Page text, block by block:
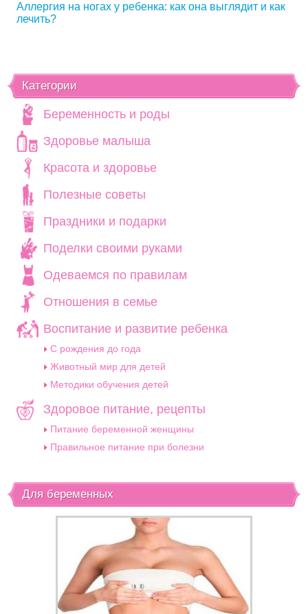
Аллергия на ногах у ребенка: как она выглядит и как
лечить?
Категории
Беременность и роды
Здоровье малыша
Красота и здоровье
Полезные советы
Праздники и подарки
Поделки своими руками
Одеваемся по правилам
Отношения в семье
Воспитание и развитие ребенка
C рождения до года
Животный мир для детей
Методики обучения детей
Здоровое питание, рецепты
Питание беременной женщины
Правильное питание при болезни
Для беременных